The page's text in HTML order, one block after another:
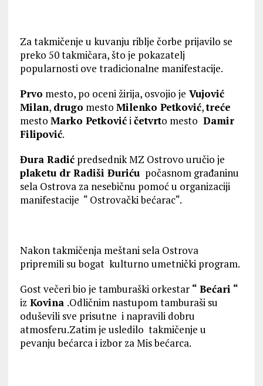
Za takmičenje u kuvanju riblje čorbe prijavilo se
preko 50 takmičara, što je pokazatelj
popularnosti ove tradicionalne manifestacije.
Prvo mesto, po oceni žirija, osvojio je Vujović
Milan, drugo mesto Milenko Petković,treće
mesto Marko Petkovićičetvrto mesto Damir
Filipović.
Đura Radićpredsednik MZ Ostrovo uručio je
plaketu dr Radiši Đuriću počasnom građaninu
sela Ostrova za nesebičnu pomoć u organizaciji
manifestacije “ Ostrovački bećarac“.
Nakon takmičenja meštani sela Ostrova
pripremili su bogat kulturno umetnički program.
Gost večeri bio je tamburaški orkestar “ Bećari “
iz Kovina .Odličnim nastupom tamburaši su
oduševili sve prisutne i napravili dobru
atmosferu.Zatim je usledilo takmičenje u
pevanju bećarca i izbor za Mis bećarca.